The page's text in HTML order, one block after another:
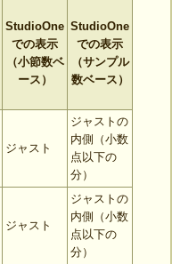
StudioOne
での表示
（小節数ベ
ース）
StudioOne
での表示
（サンプル
数ベース）
ジャスト
ジャストの
内側（小数
点以下の
分）
ジャスト
ジャストの
内側（小数
点以下の
分）